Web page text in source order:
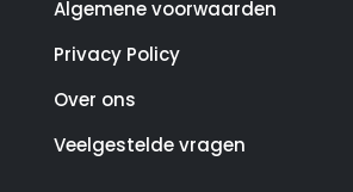
Algemene voorwaarden
Privacy Policy
Over ons
Veelgestelde vragen